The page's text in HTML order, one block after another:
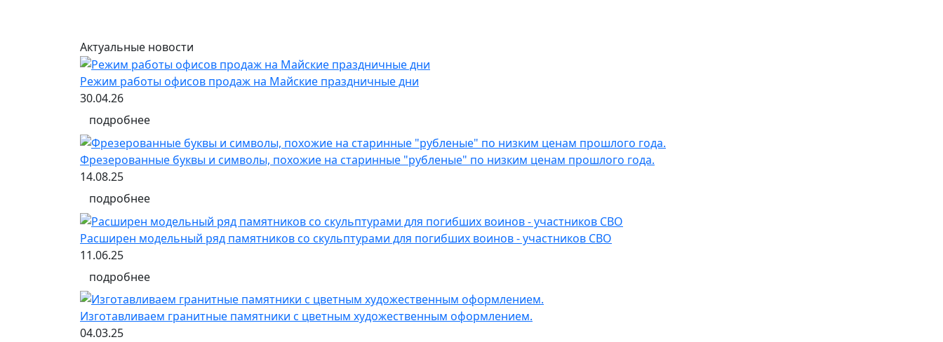
Актуальные новости
Режим работы офисов продаж на Майские праздничные дни
30.04.26
подробнее
Фрезерованные буквы и символы, похожие на старинные "рубленые" по низким ценам прошлого года.
14.08.25
подробнее
Расширен модельный ряд памятников со скульптурами для погибших воинов - участников СВО
11.06.25
подробнее
Изготавливаем гранитные памятники с цветным художественным оформлением.
04.03.25